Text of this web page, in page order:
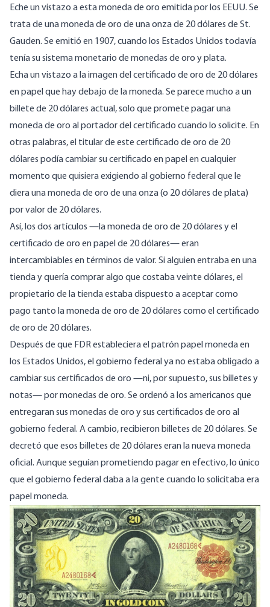
Eche un vistazo a esta moneda de oro emitida por los EEUU. Se
trata de una moneda de oro de una onza de 20 dólares de St.
Gauden. Se emitió en 1907, cuando los Estados Unidos todavía
tenía su sistema monetario de monedas de oro y plata.
Echa un vistazo a la imagen del certificado de oro de 20 dólares
en papel que hay debajo de la moneda. Se parece mucho a un
billete de 20 dólares actual, solo que promete pagar una
moneda de oro al portador del certificado cuando lo solicite. En
otras palabras, el titular de este certificado de oro de 20
dólares podía cambiar su certificado en papel en cualquier
momento que quisiera exigiendo al gobierno federal que le
diera una moneda de oro de una onza (o 20 dólares de plata)
por valor de 20 dólares.
Así, los dos artículos —la moneda de oro de 20 dólares y el
certificado de oro en papel de 20 dólares— eran
intercambiables en términos de valor. Si alguien entraba en una
tienda y quería comprar algo que costaba veinte dólares, el
propietario de la tienda estaba dispuesto a aceptar como
pago tanto la moneda de oro de 20 dólares como el certificado
de oro de 20 dólares.
Después de que FDR estableciera el patrón papel moneda en
los Estados Unidos, el gobierno federal ya no estaba obligado a
cambiar sus certificados de oro —ni, por supuesto, sus billetes y
notas— por monedas de oro. Se ordenó a los americanos que
entregaran sus monedas de oro y sus certificados de oro al
gobierno federal. A cambio, recibieron billetes de 20 dólares. Se
decretó que esos billetes de 20 dólares eran la nueva moneda
oficial. Aunque seguían prometiendo pagar en efectivo, lo único
que el gobierno federal daba a la gente cuando lo solicitaba era
papel moneda.